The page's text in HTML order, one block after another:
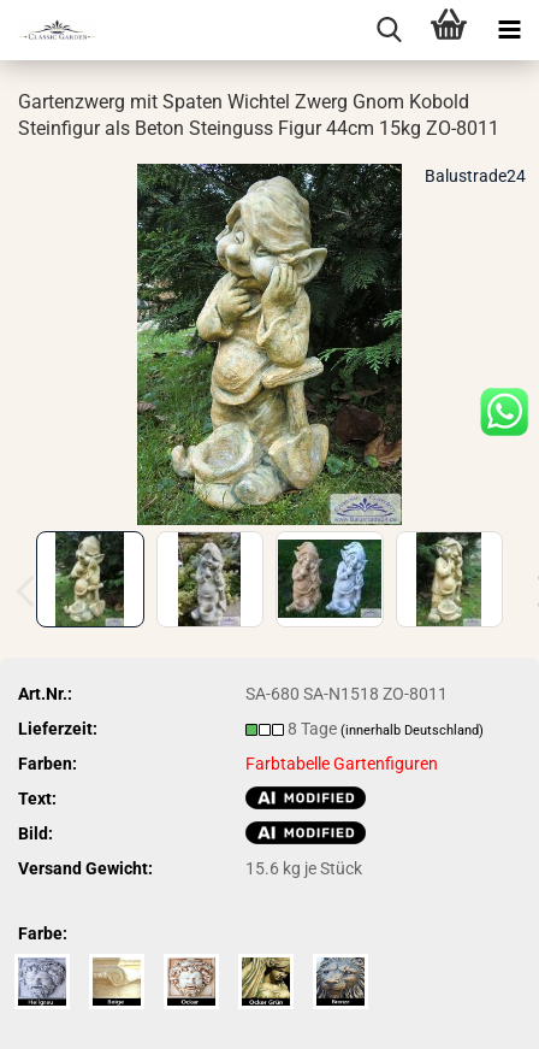
Gar­ten­zwerg mit Spa­ten Wich­tel Zwerg Gnom Ko­bold
Stein­fi­gur als Beton Stein­guss Figur 44cm 15kg ZO-​8011
Balustrade24
Art.Nr.:
SA-680 SA-N1518 ZO-8011
Lieferzeit:
8 Tage(innerhalb Deutschland)
Farben:
Farbtabelle Gartenfiguren
Text:
Bild:
Versand Gewicht:
15.6 kg je Stück
Farbe: